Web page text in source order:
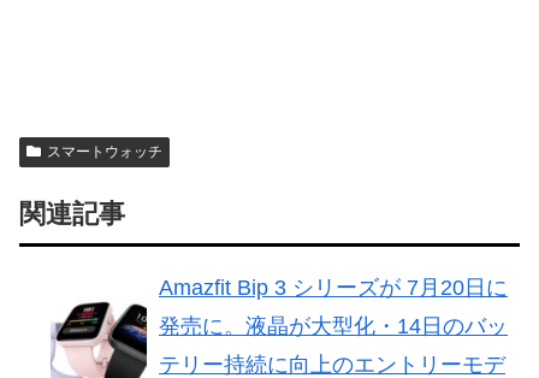
スマートウォッチ
関連記事
Amazfit Bip 3 シリーズが 7月20日に
発売に。液晶が大型化・14日のバッ
テリー持続に向上のエントリーモデ